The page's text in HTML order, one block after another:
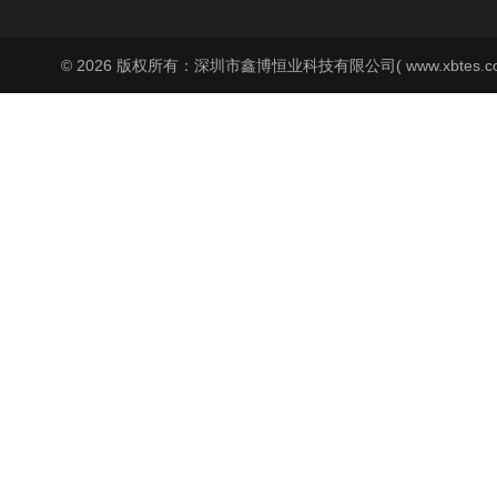
© 2026 版权所有：深圳市鑫博恒业科技有限公司(